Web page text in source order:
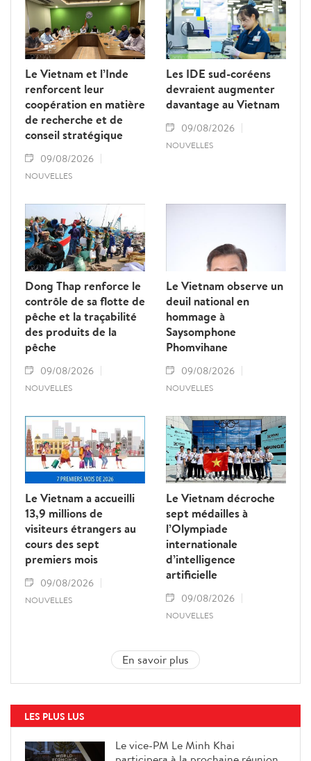
au renforcement des relations d’amitié et
de solidarité entre les deux pays.
Le Vietnam et l’Inde
renforcent leur
coopération en matière
de recherche et de
conseil stratégique
09/08/2026
NOUVELLES
Les IDE sud-coréens
devraient augmenter
davantage au Vietnam
09/08/2026
NOUVELLES
Dong Thap renforce le
contrôle de sa flotte de
pêche et la traçabilité
des produits de la
pêche
09/08/2026
NOUVELLES
Le Vietnam observe un
deuil national en
hommage à
Saysomphone
Phomvihane
09/08/2026
NOUVELLES
Le Vietnam a accueilli
13,9 millions de
visiteurs étrangers au
cours des sept
premiers mois
09/08/2026
NOUVELLES
Le Vietnam décroche
sept médailles à
l’Olympiade
internationale
d’intelligence
artificielle
09/08/2026
NOUVELLES
En savoir plus
LES PLUS LUS
Le vice-PM Le Minh Khai